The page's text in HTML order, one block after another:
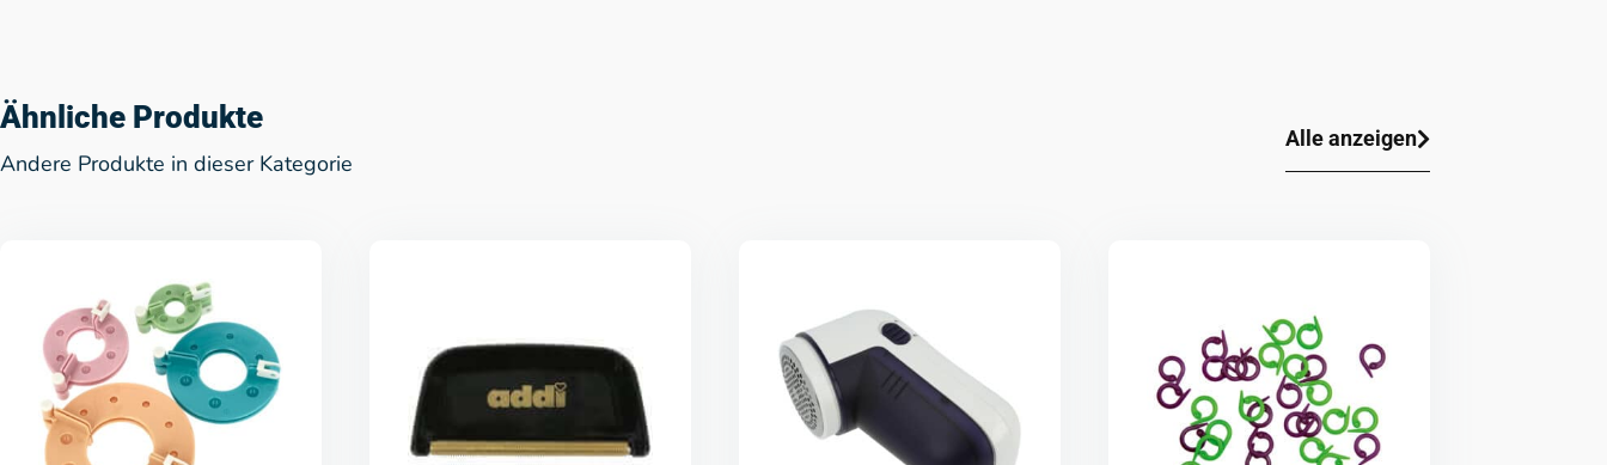
Ähnliche Produkte
Andere Produkte in dieser Kategorie
Alle anzeigen